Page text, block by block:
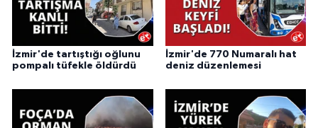
İzmir'de tartıştığı oğlunu
pompalı tüfekle öldürdü
İzmir'de 770 Numaralı hat
deniz düzenlemesi